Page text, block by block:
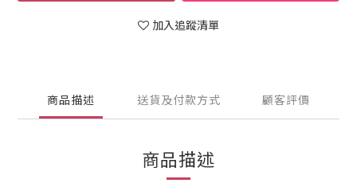
加入追蹤清單
商品描述 送貨及付款方式 顧客評價
商品描述